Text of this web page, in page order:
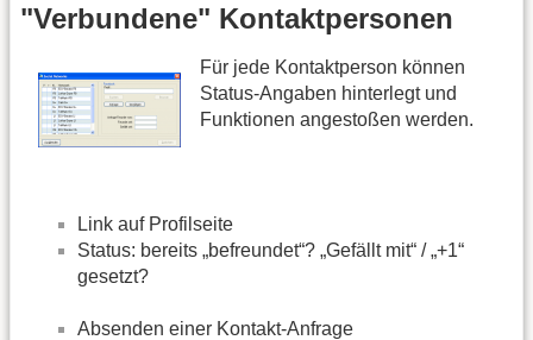
"Verbundene" Kontaktpersonen
Für jede Kontaktperson können
Status-Angaben hinterlegt und
Funktionen angestoßen werden.
Link auf Profilseite
Status: bereits „befreundet“? „Gefällt mit“ / „+1“
gesetzt?
Absenden einer Kontakt-Anfrage